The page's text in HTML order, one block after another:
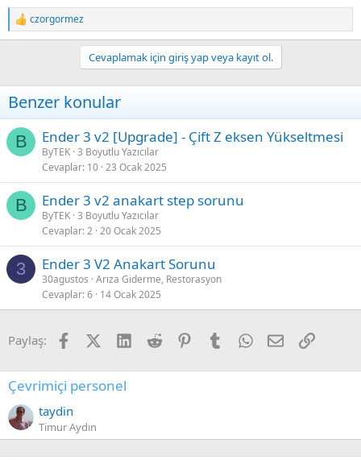
R
e
i
o
s
czorgormez
Cevaplamak için giriş yap veya kayıt ol.
Benzer konular
B Ender 3 v2 [Upgrade] - Çift Z eksen Yükseltmesi
ByTEK 3 Boyutlu Yazıcılar
Cevaplar 10 23 Ocak 2025
B Ender 3 v2 anakart step sorunu
ByTEK 3 Boyutlu Yazıcılar
Cevaplar 2 20 Ocak 2025
3 Ender 3 V2 Anakart Sorunu
30agustos Arıza Giderme, Restorasyon
Cevaplar 6 14 Ocak 2025
Paylaş: FacebookX (Twitter)
LinkedIn
Reddit PinterestTumblrWhatsApp
E-postaLink
Çevrimiçi personel
taydin
Timur Aydın